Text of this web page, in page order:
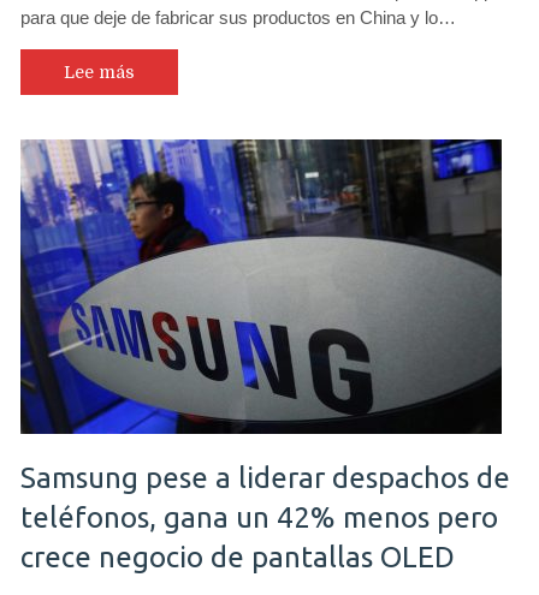
que
se
Mac
para que deje de fabricar sus productos en China y lo…
Lee más
Samsung pese a liderar despachos de
teléfonos, gana un 42% menos pero
crece negocio de pantallas OLED